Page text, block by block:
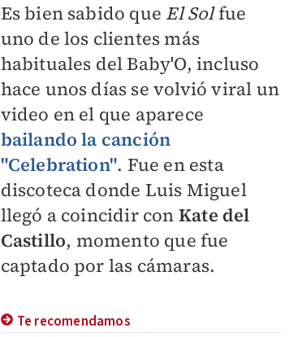
Es bien sabido que El Solfue
uno de los clientes más
habituales del Baby'O, incluso
hace unos días se volvió viral un
video en el que aparece
bailando la canción
"Celebration". Fue en esta
discoteca donde Luis Miguel
llegó a coincidir con Kate del
Castillo, momento que fue
captado por las cámaras.
Te recomendamos